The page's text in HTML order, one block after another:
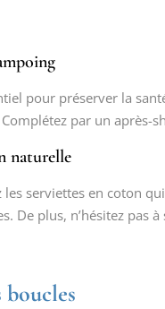
pour préserver la
par un
naturelle
les serviettes en coton
plus, n’hésitez pas